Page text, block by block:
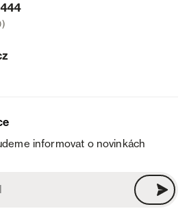
informovat o novinkách